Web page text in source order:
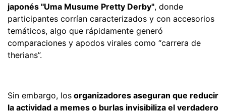
japonés "Uma Musume Pretty Derby", donde
participantes corrían caracterizados y con accesorios
temáticos, algo que rápidamente generó
comparaciones y apodos virales como “carrera de
therians”.
Sin embargo, los organizadores aseguran que reducir
la actividad a memes o burlas invisibiliza el verdadero